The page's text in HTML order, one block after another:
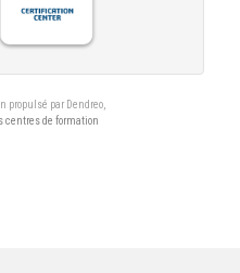
propulsé par Dendreo,
centres de formation